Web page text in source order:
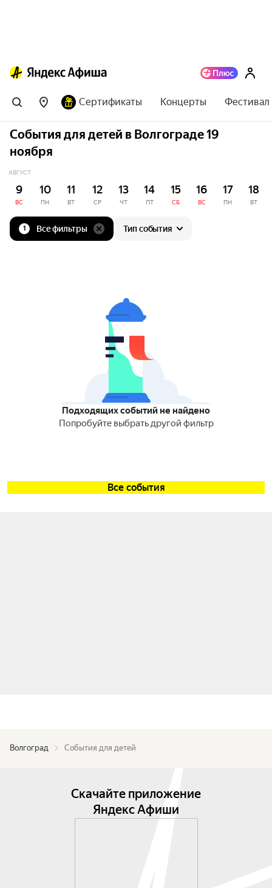
Сертификаты Концерты
События для детей в Волгограде 19
ноября
АВГУСТ
9
ВС
10
ПН
11
ВТ
12
СР
13
ЧТ
14
ПТ
15
СБ
16
ВС
17
ПН
18
ВТ
1 Все фильтры Тип события
Подходящих событий не найдено
Попробуйте выбрать другой фильтр
Все события
Волгоград События для детей
Скачайте приложение
Яндекс Афиши